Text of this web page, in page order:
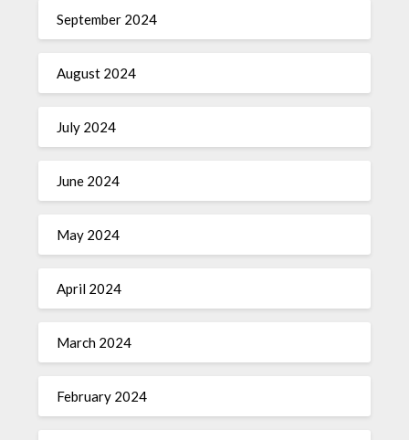
September 2024
August 2024
July 2024
June 2024
May 2024
April 2024
March 2024
February 2024